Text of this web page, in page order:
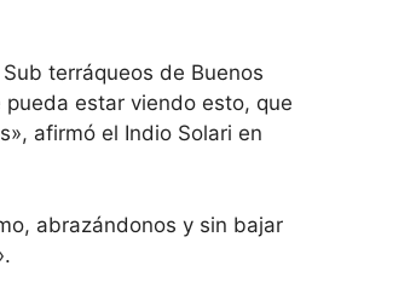
terráqueos de Buenos
pueda estar viendo esto, que
afirmó el Indio Solari en
abrazándonos y sin bajar